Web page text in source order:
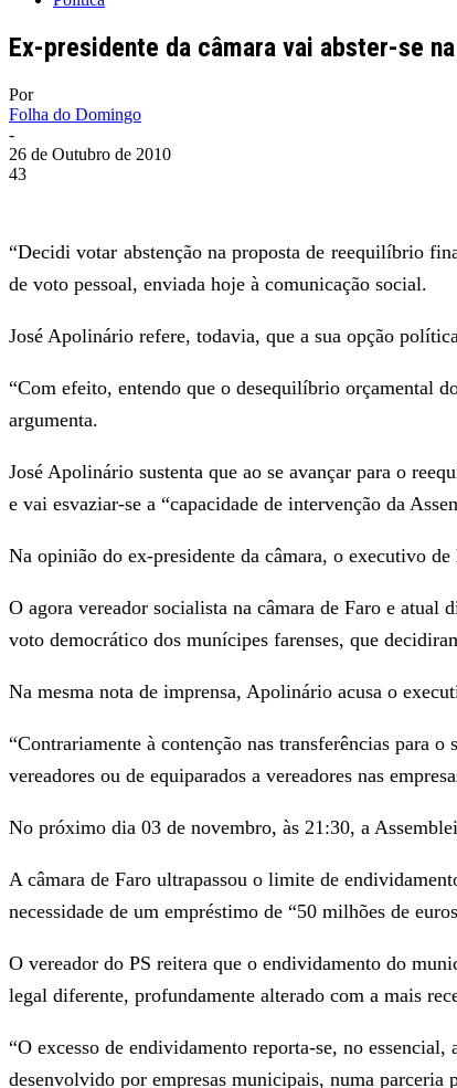
Ex-presidente da câmara vai abster-se
Por
Folha do Domingo
-
26 de Outubro de 2010
43
“Decidi votar abstenção na proposta de reequilíbrio
de voto pessoal, enviada hoje à comunicação social.
José Apolinário refere, todavia, que a sua opção
“Com efeito, entendo que o desequilíbrio orçamental
argumenta.
José Apolinário sustenta que ao se avançar para o
e vai esvaziar-se a “capacidade de intervenção da
Na opinião do ex-presidente da câmara, o executivo
O agora vereador socialista na câmara de Faro e atual
voto democrático dos munícipes farenses, que
Na mesma nota de imprensa, Apolinário acusa o
“Contrariamente à contenção nas transferências para
vereadores ou de equiparados a vereadores nas
No próximo dia 03 de novembro, às 21:30, a
A câmara de Faro ultrapassou o limite de
necessidade de um empréstimo de “50 milhões de
O vereador do PS reitera que o endividamento do
legal diferente, profundamente alterado com a mais
“O excesso de endividamento reporta-se, no
desenvolvido por empresas municipais, numa